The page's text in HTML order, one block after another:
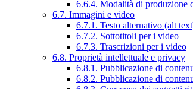
6.6.4. Modalità di produzione
6.7. Immagini e video
6.7.1. Testo alternativo (alt
6.7.2. Sottotitoli per i video
6.7.3. Trascrizioni per i video
6.8. Proprietà intellettuale e privacy
6.8.1. Pubblicazione di
6.8.2. Pubblicazione di